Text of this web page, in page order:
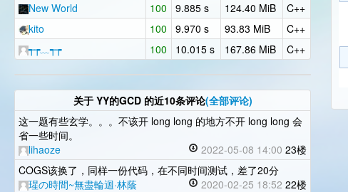
New World
100 9.885 s 124.40 MiB
C++
kito
100 9.970 s 93.83 MiB
C++
┭┮﹏┭┮
100 10.015 s 167.86 MiB C++
关于 YY的GCD的近10条评论(全部评论)
这一题有些玄学。。。不该开 long long 的地方不开 long long 会
省一些时间。
lihaoze
2022-05-08 14:00 23楼
COGS该换了，同样一份代码，在不同时间测试，差了20分
瑆の時間~無盡輪迴·林蔭
2020-02-25 18:52 22楼